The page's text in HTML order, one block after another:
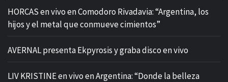
HORCAS en vivo en Comodoro Rivadavia: “Argentina, los
hijos y el metal que conmueve cimientos”
AVERNAL presenta Ekpyrosis y graba disco en vivo
LIV KRISTINE en vivo en Argentina: “Donde la belleza